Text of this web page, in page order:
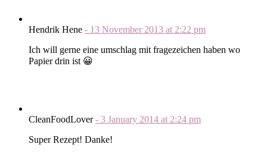
Hendrik Hene - 13 November 2013 at 2:22 pm
Ich will gerne eine umschlag mit fragezeichen haben wo
Papier drin ist 😀
CleanFoodLover- 3 January 2014 at 2:24 pm
Super Rezept! Danke!